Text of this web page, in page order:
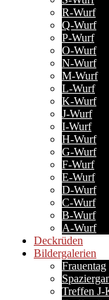
R-Wurf
Q-Wurf
P-Wurf
O-Wurf
N-Wurf
M-Wurf
L-Wurf
K-Wurf
J-Wurf
I-Wurf
H-Wurf
G-Wurf
F-Wurf
E-Wurf
D-Wurf
C-Wurf
B-Wurf
A-Wurf
Deckrüden
Bildergalerien
Frauentag
Treffen